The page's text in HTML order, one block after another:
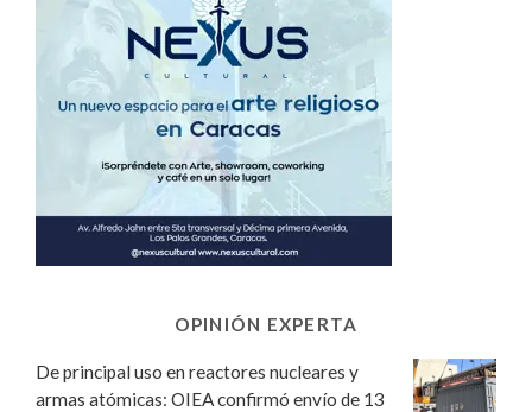
OPINIÓN EXPERTA
De principal uso en reactores nucleares y
armas atómicas: OIEA confirmó envío de 13